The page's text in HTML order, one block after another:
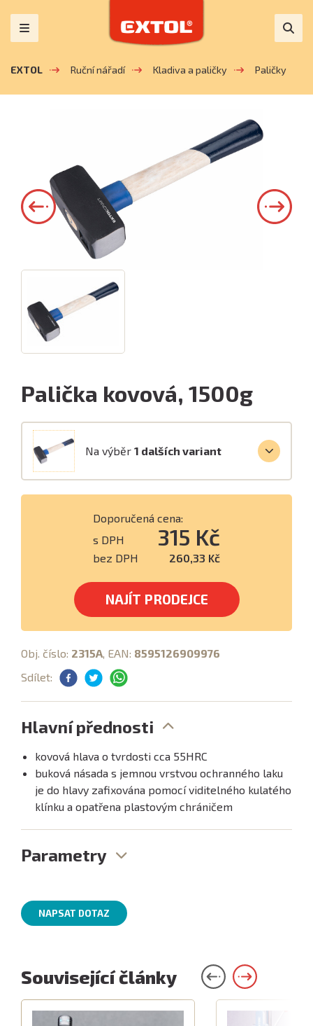
EXTOL Ruční nářadí Kladiva a paličky Paličky
Palička kovová, 1500g
Na výběr 1 dalších variant
Doporučená cena:
s DPH
315 Kč
bez DPH 260,33 Kč
NAJÍT PRODEJCE
Obj. číslo: 2315A, EAN: 8595126909976
Sdílet:
Hlavní přednosti
kovová hlava o tvrdosti cca 55HRC
buková násada s jemnou vrstvou ochranného laku
je do hlavy zafixována pomocí viditelného kulatého
klínku a opatřena plastovým chráničem
Parametry
NAPSAT DOTAZ
Související články